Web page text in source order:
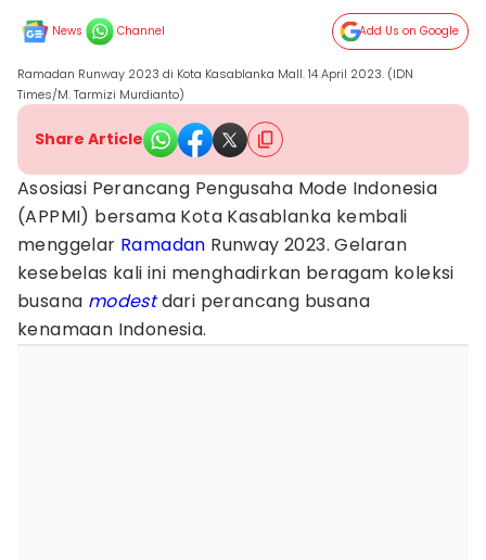
News Channel Add Us on Google
Ramadan Runway 2023 di Kota Kasablanka Mall. 14 April 2023. (IDN
Times/M. Tarmizi Murdianto)
Share Article
Asosiasi Perancang Pengusaha Mode Indonesia
(APPMI) bersama Kota Kasablanka kembali
menggelar Ramadan Runway 2023. Gelaran
kesebelas kali ini menghadirkan beragam koleksi
busana modestdari perancang busana
kenamaan Indonesia.